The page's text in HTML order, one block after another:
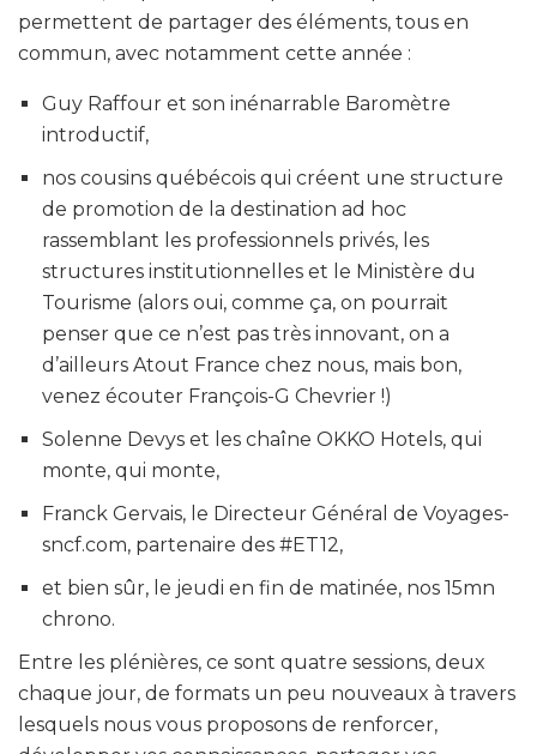
permettent de partager des éléments, tous en
commun, avec notamment cette année :
Guy Raffour et son inénarrable Baromètre
introductif,
nos cousins québécois qui créent une structure
de promotion de la destination ad hoc
rassemblant les professionnels privés, les
structures institutionnelles et le Ministère du
Tourisme (alors oui, comme ça, on pourrait
penser que ce n’est pas très innovant, on a
d’ailleurs Atout France chez nous, mais bon,
venez écouter François-G Chevrier !)
Solenne Devys et les chaîne OKKO Hotels, qui
monte, qui monte,
Franck Gervais, le Directeur Général de Voyages-
sncf.com, partenaire des #ET12,
et bien sûr, le jeudi en fin de matinée, nos 15mn
chrono.
Entre les plénières, ce sont quatre sessions, deux
chaque jour, de formats un peu nouveaux à travers
lesquels nous vous proposons de renforcer,